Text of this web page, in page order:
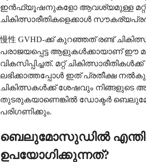
ഇൻഫ്യൂഷനുകളോ ആവശ്യമുള്ള മറ്റ്
ചികിത്സാരീതികളെക്കാൾ
慢性 GVHD-ക്ക് കുറഞ്ഞത് രണ്ട്
പരാജയപ്പെട്ട ആളുകൾക്കായാണ് ഈ
വികസിപ്പിച്ചത്. മറ്റ്
ലഭിക്കാത്തപ്പോൾ ഇത് പ്രതീക്ഷ
ചികിത്സകൾക്ക് ശേഷവും നിങ്ങളുടെ
തുടരുകയാണെങ്കിൽ ഡോക്ടർ
പരിഗണിക്കും.
ബെലുമോസുഡിൽ
ഉപയോഗിക്കുന്നത്?